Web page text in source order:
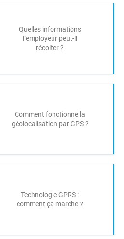
Quelles informations
l’employeur peut-il
récolter ?
Comment fonctionne la
géolocalisation par GPS ?
Technologie GPRS :
comment ça marche ?